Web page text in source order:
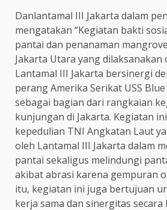
Danlantamal III Jakarta dalam
mengatakan “Kegiatan bakti
pantai dan penanaman
Jakarta Utara yang
Lantamal III Jakarta bersinergi
perang Amerika Serikat USS Blue
sebagai bagian dari rangkaian
kunjungan di Jakarta. Kegiatan
kepedulian TNI Angkatan Laut
oleh Lantamal III Jakarta dalam
pantai sekaligus melindungi
akibat abrasi karena gempuran
itu, kegiatan ini juga bertujuan
kerja sama dan sinergitas